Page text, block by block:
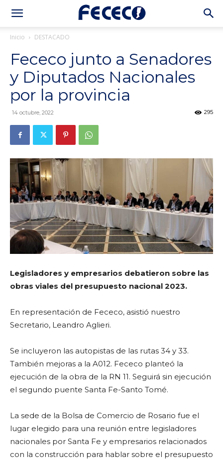
Inicio DESTACADO
Fececo junto a Senadores
y Diputados Nacionales
por la provincia
14 octubre, 2022 295
Legisladores y empresarios debatieron sobre las
obras viales del presupuesto nacional 2023.
En representación de Fececo, asistió nuestro
Secretario, Leandro Aglieri.
Se incluyeron las autopistas de las rutas 34 y 33.
También mejoras a la A012. Fececo planteó la
ejecución de la obra de la RN 11. Seguirá sin ejecución
el segundo puente Santa Fe-Santo Tomé.
La sede de la Bolsa de Comercio de Rosario fue el
lugar elegido para una reunión entre legisladores
nacionales por Santa Fe y empresarios relacionados
con la construcción para hablar sobre el presupuesto